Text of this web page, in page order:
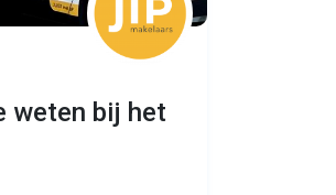
weten bij het